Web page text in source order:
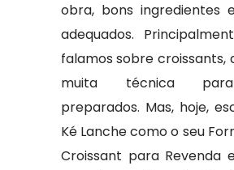
obra, bons ingredientes
adequados.
falamos sobre croissants,
muita técnica
preparados. Mas, hoje,
Ké Lanche como o seu
Croissant para Revenda